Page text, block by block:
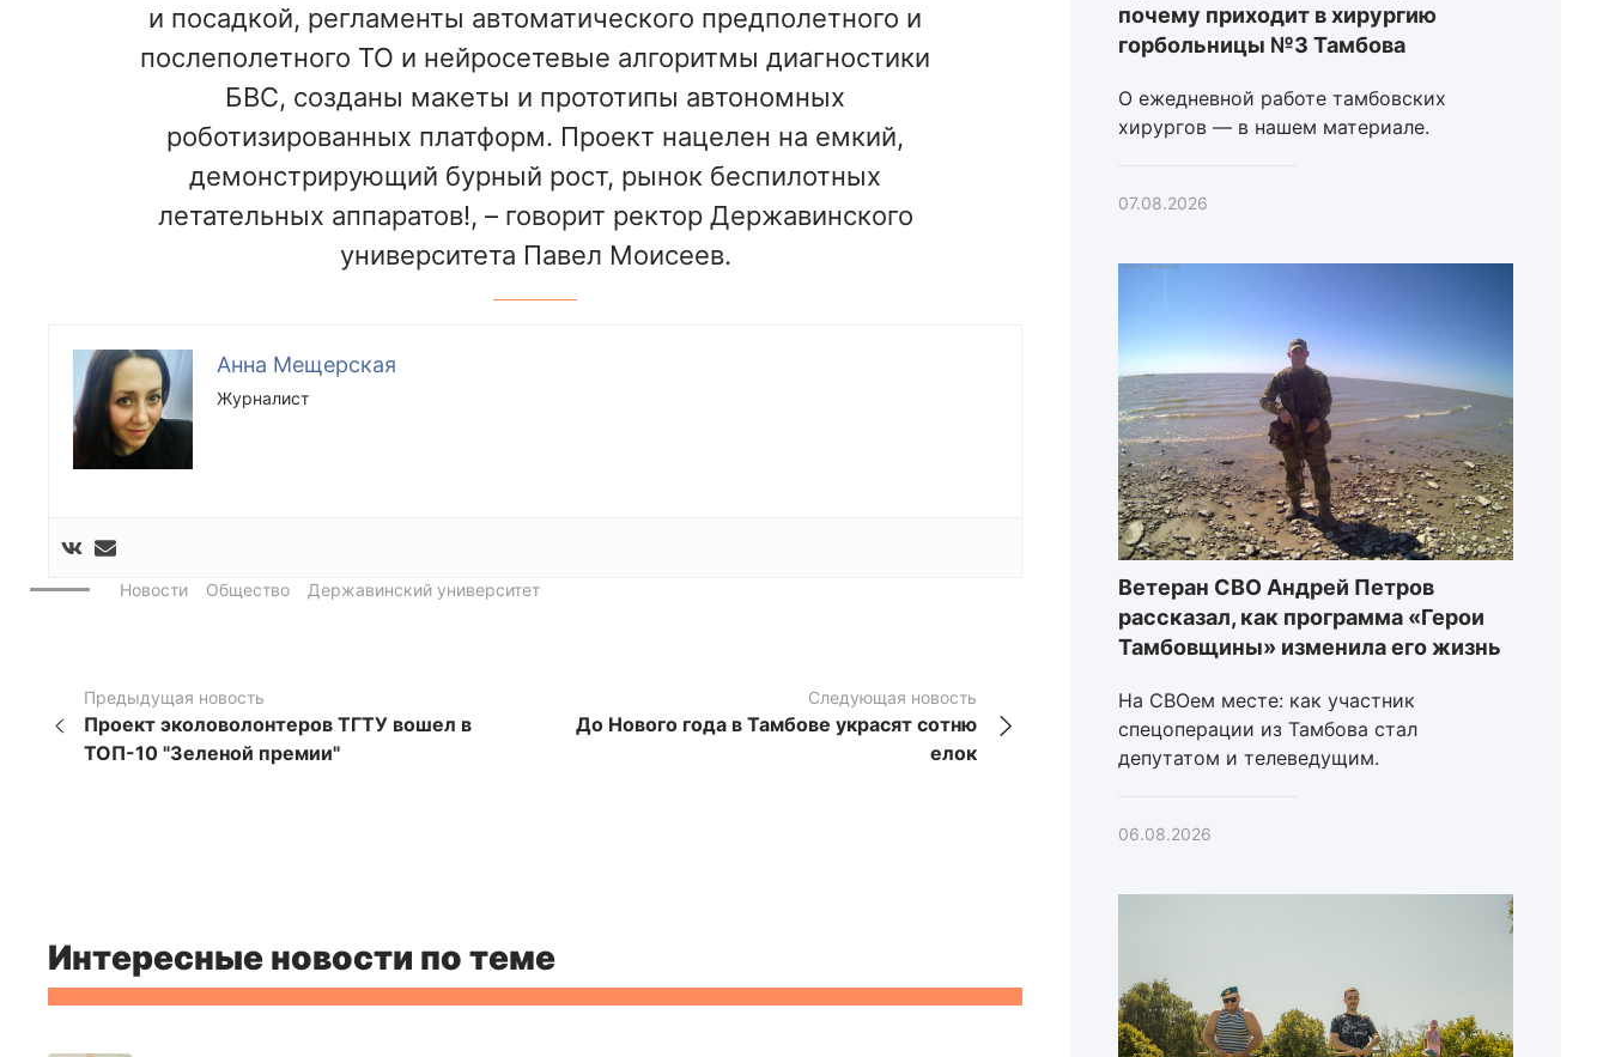
и посадкой, регламенты автоматического предполетного и
послеполетного ТО и нейросетевые алгоритмы диагностики
БВС, созданы макеты и прототипы автономных
роботизированных платформ. Проект нацелен на емкий,
демонстрирующий бурный рост, рынок беспилотных
летательных аппаратов!, – говорит ректор Державинского
университета Павел Моисеев.
Анна Мещерская
Журналист
Новости Общество Державинский университет
Предыдущая новость
Проект эколоволонтеров ТГТУ вошел в
ТОП-10 "Зеленой премии"
Следующая новость
До Нового года в Тамбове украсят сотню
елок
Интересные новости по теме
почему приходит в хирургию
горбольницы №3 Тамбова
О ежедневной работе тамбовских
хирургов — в нашем материале.
07.08.2026
Ветеран СВО Андрей Петров
рассказал, как программа «Герои
Тамбовщины» изменила его жизнь
На СВОем месте: как участник
спецоперации из Тамбова стал
депутатом и телеведущим.
06.08.2026